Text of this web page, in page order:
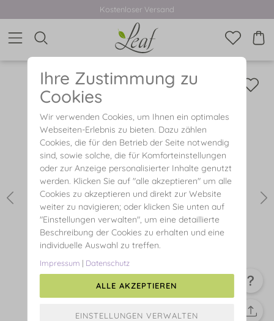
Kostenloser Versand
Ihre Zustimmung zu
Cookies
Wir verwenden Cookies, um Ihnen ein optimales
Webseiten-Erlebnis zu bieten. Dazu zählen
Cookies, die für den Betrieb der Seite notwendig
sind, sowie solche, die für Komforteinstellungen
oder zur Anzeige personalisierter Inhalte genutzt
werden. Klicken Sie auf "alle akzeptieren" um alle
Cookies zu akzeptieren und direkt zur Website
weiter zu navigieren; oder klicken Sie unten auf
"Einstellungen verwalten", um eine detaillierte
Beschreibung der Cookies zu erhalten und eine
individuelle Auswahl zu treffen.
Impressum | Datenschutz
ALLE AKZEPTIEREN